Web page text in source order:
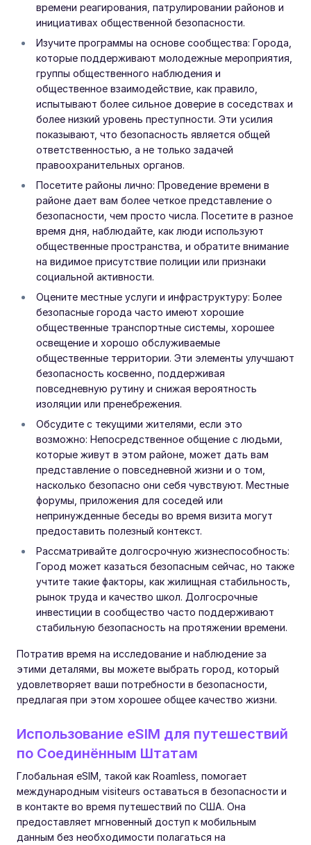
времени реагирования, патрулировании районов и
инициативах общественной безопасности.
Изучите программы на основе сообщества: Города,
которые поддерживают молодежные мероприятия,
группы общественного наблюдения и
общественное взаимодействие, как правило,
испытывают более сильное доверие в соседствах и
более низкий уровень преступности. Эти усилия
показывают, что безопасность является общей
ответственностью, а не только задачей
правоохранительных органов.
Посетите районы лично: Проведение времени в
районе дает вам более четкое представление о
безопасности, чем просто числа. Посетите в разное
время дня, наблюдайте, как люди используют
общественные пространства, и обратите внимание
на видимое присутствие полиции или признаки
социальной активности.
Оцените местные услуги и инфраструктуру: Более
безопасные города часто имеют хорошие
общественные транспортные системы, хорошее
освещение и хорошо обслуживаемые
общественные территории. Эти элементы улучшают
безопасность косвенно, поддерживая
повседневную рутину и снижая вероятность
изоляции или пренебрежения.
Обсудите с текущими жителями, если это
возможно: Непосредственное общение с людьми,
которые живут в этом районе, может дать вам
представление о повседневной жизни и о том,
насколько безопасно они себя чувствуют. Местные
форумы, приложения для соседей или
непринужденные беседы во время визита могут
предоставить полезный контекст.
Рассматривайте долгосрочную жизнеспособность:
Город может казаться безопасным сейчас, но также
учтите такие факторы, как жилищная стабильность,
рынок труда и качество школ. Долгосрочные
инвестиции в сообщество часто поддерживают
стабильную безопасность на протяжении времени.
Потратив время на исследование и наблюдение за
этими деталями, вы можете выбрать город, который
удовлетворяет ваши потребности в безопасности,
предлагая при этом хорошее общее качество жизни.
Использование eSIM для путешествий
по Соединённым Штатам
Глобальная eSIM, такой как Roamless, помогает
международным visiteurs оставаться в безопасности и
в контакте во время путешествий по США. Она
предоставляет мгновенный доступ к мобильным
данным без необходимости полагаться на